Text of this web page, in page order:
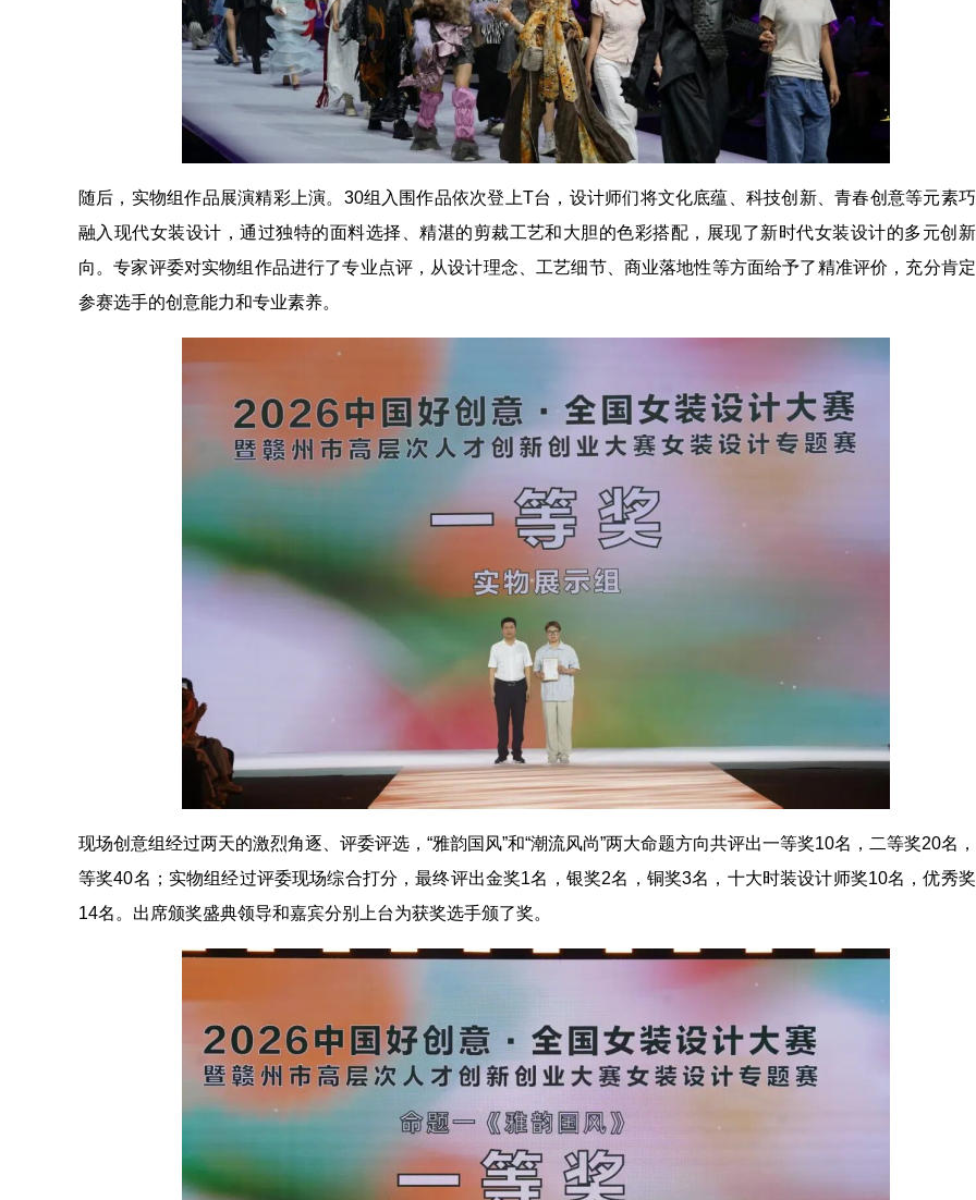
随后，实物组作品展演精彩上演。30组入围作品依次登上T台，设计师们将文化底蕴、科技创新、青春创意等元素
融入现代女装设计，通过独特的面料选择、精湛的剪裁工艺和大胆的色彩搭配，展现了新时代女装设计的多元创
向。专家评委对实物组作品进行了专业点评，从设计理念、工艺细节、商业落地性等方面给予了精准评价，充分肯
参赛选手的创意能力和专业素养。
现场创意组经过两天的激烈角逐、评委评选，“雅韵国风”和“潮流风尚”两大命题方向共评出一等奖10名，二等奖20名
等奖40名；实物组经过评委现场综合打分，最终评出金奖1名，银奖2名，铜奖3名，十大时装设计师奖10名，优秀
14名。出席颁奖盛典领导和嘉宾分别上台为获奖选手颁了奖。